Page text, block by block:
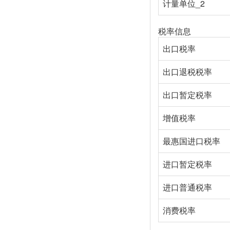
计量单位_2
税率信息
出口税率
出口退税税率
出口暂定税率
增值税率
最惠国进口税率
进口暂定税率
进口普通税率
消费税率